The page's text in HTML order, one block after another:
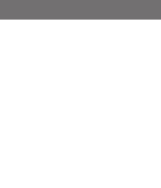
Copyright©2021 Jiang